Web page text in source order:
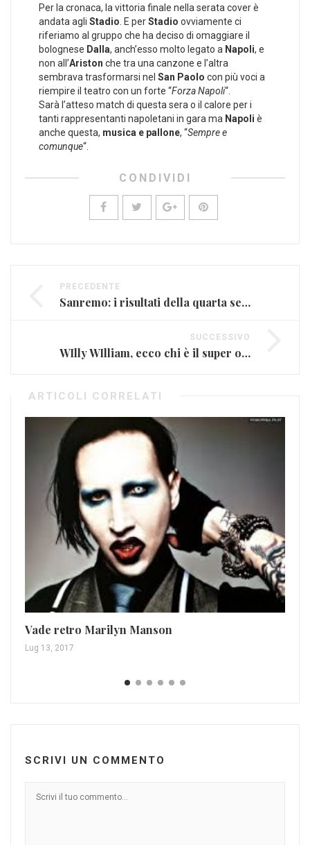
Per la cronaca, la vittoria finale nella serata cover è
andata agli Stadio. E perStadio ovviamente ci
riferiamo al gruppo che ha deciso di omaggiare il
bolognese Dalla, anch’esso molto legato a Napoli, e
non all’Ariston che tra una canzone e l’altra
sembrava trasformarsi nel San Paolo con più voci a
riempire il teatro con un forte “Forza Napoli“.
Sarà l’atteso match di questa sera o il calore per i
tanti rappresentanti napoletani in gara ma Napoli è
anche questa, musica e pallone, “Sempre e
comunque“.
CONDIVIDI
PRECEDENTE
Sanremo: i risultati della quarta serata e i brani a rischio eliminazione
SUCCESSIVO
WIlly WIlliam, ecco chi è il super ospite di Sanremo
ARTICOLI CORRELATI
Vade retro Marilyn Manson
Lug 13, 2017
SCRIVI UN COMMENTO